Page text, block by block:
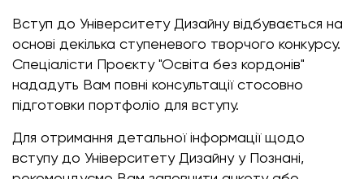
Вступ до Університету Дизайну відбувається на
основі декілька ступеневого творчого конкурсу.
Спеціалісти Проєкту "Освіта без кордонів"
нададуть Вам повні консультації стосовно
підготовки портфоліо для вступу.
Для отримання детальної інформації щодо
вступу до Університету Дизайну у Познані,